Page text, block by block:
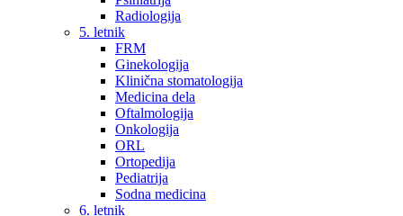
Radiologija
5. letnik
FRM
Ginekologija
Klinična stomatologija
Medicina dela
Oftalmologija
Onkologija
ORL
Ortopedija
Pediatrija
Sodna medicina
6. letnik